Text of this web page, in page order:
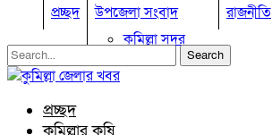
প্রচ্ছদ
উপজেলা সংবাদ
কুমিল্লা সদর
কুমিল্লা সদর দক্ষিণ
রাজনীতি
প্রচ্ছদ